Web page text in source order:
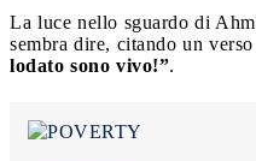
La luce nello sguardo di
sembra dire, citando un
lodato sono vivo!”.